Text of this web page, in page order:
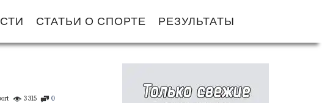
СТАТЬИ О СПОРТЕ РЕЗУЛЬТАТЫ
0
3 315